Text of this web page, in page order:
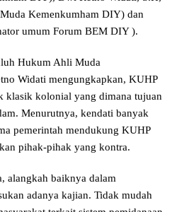
Kemenkumham DIY) dan
umum Forum BEM DIY ).
Hukum Ahli Muda
Widati mengungkapkan, KUHP
klasik kolonial yang dimana tujuan
Menurutnya, kendati banyak
pemerintah mendukung KUHP
pihak-pihak yang kontra.
alangkah baiknya dalam
adanya kajian. Tidak mudah